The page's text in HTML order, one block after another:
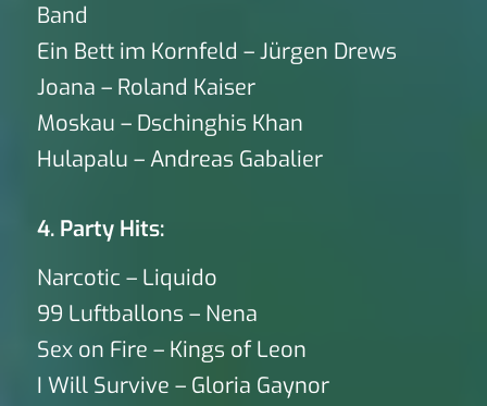
Band
Ein Bett im Kornfeld – Jürgen Drews
Joana – Roland Kaiser
Moskau – Dschinghis Khan
Hulapalu – Andreas Gabalier
4. Party Hits:
Narcotic – Liquido
99 Luftballons – Nena
Sex on Fire – Kings of Leon
I Will Survive – Gloria Gaynor